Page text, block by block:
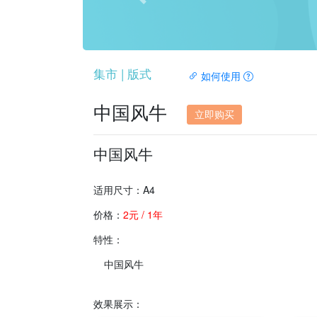
Previous
集市 | 版式 如何使用
中国风牛 立即购买
中国风牛
适用尺寸：A4
价格： 2元 / 1年
特性：
中国风牛
效果展示：